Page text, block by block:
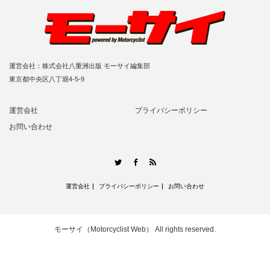
運営会社：株式会社八重洲出版 モーサイ編集部
東京都中央区八丁堀4-5-9
運営会社
プライバシーポリシー
お問い合わせ
TwitterFacebook
運営会社 プライバシーポリシー お問い合わせ
モーサイ（Motorcyclist Web） All rights reserved.